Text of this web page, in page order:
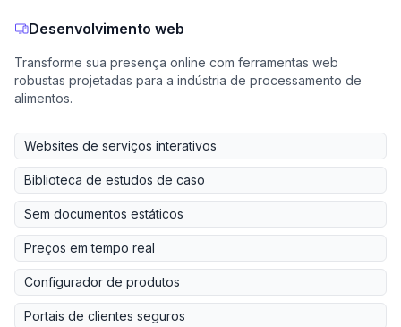
Desenvolvimento web
Transforme sua presença online com ferramentas web
robustas projetadas para a indústria de processamento de
alimentos.
Websites de serviços interativos
Biblioteca de estudos de caso
Sem documentos estáticos
Preços em tempo real
Configurador de produtos
Portais de clientes seguros